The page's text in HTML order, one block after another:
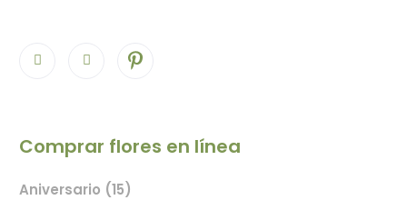
Comprar flores en línea
Aniversario (15)